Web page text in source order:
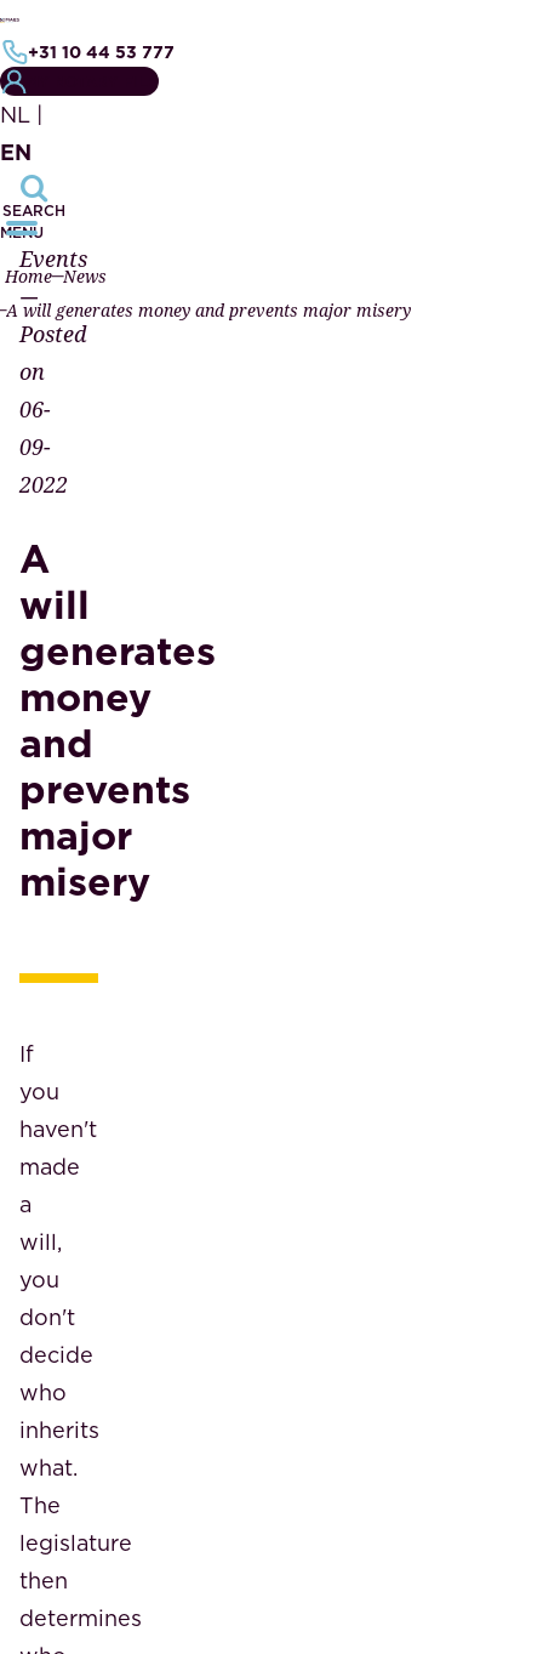
+31 10 44 53 777
NL |
EN
SEARCH
MENU
Home News
A will generates money and prevents major misery
Events
—
Posted
on
06-
09-
2022
A
will
generates
money
and
prevents
major
misery
If
you
haven't
made
a
will,
you
don't
decide
who
inherits
what.
The
legislature
then
determines